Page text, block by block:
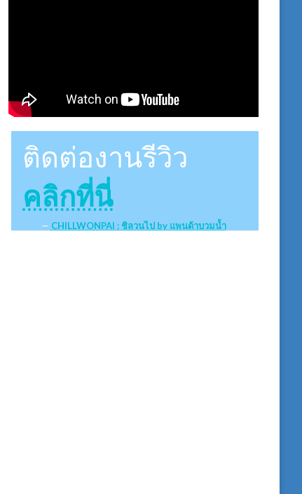
ติดต่องานรีวิว
คลิกที่นี่
CHILLWONPAI : ชิลวนไป by แพนด้าบวมน้ำ